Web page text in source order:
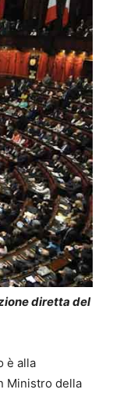
diretta del
è alla
Ministro della